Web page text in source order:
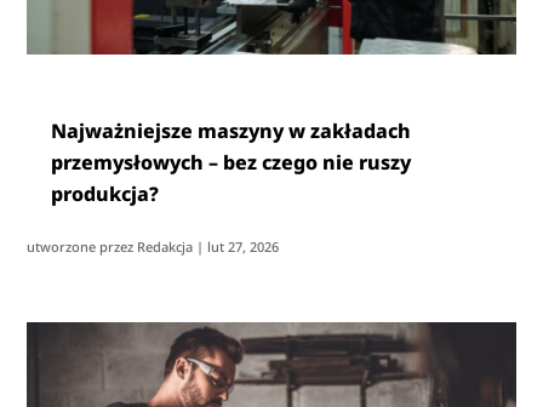
Najważniejsze maszyny w zakładach
przemysłowych – bez czego nie ruszy
produkcja?
utworzone przez Redakcja | lut 27, 2026